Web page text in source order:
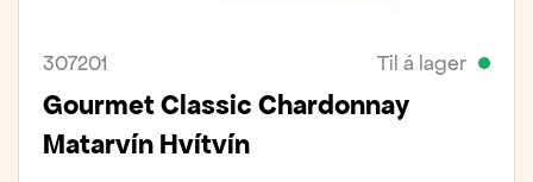
307201 Til á lager
Gourmet Classic Chardonnay
Matarvín Hvítvín